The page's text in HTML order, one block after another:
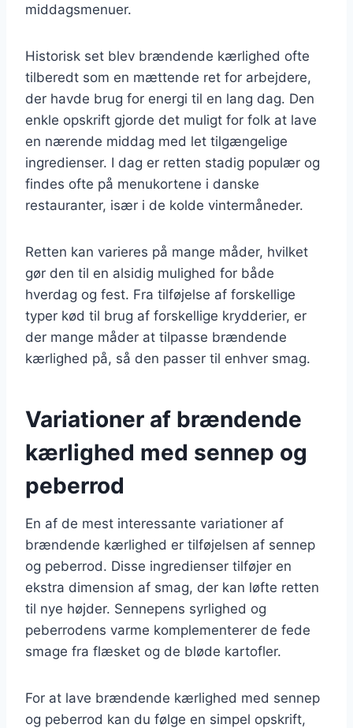
middagsmenuer.
Historisk set blev brændende kærlighed ofte
tilberedt som en mættende ret for arbejdere,
der havde brug for energi til en lang dag. Den
enkle opskrift gjorde det muligt for folk at lave
en nærende middag med let tilgængelige
ingredienser. I dag er retten stadig populær og
findes ofte på menukortene i danske
restauranter, især i de kolde vintermåneder.
Retten kan varieres på mange måder, hvilket
gør den til en alsidig mulighed for både
hverdag og fest. Fra tilføjelse af forskellige
typer kød til brug af forskellige krydderier, er
der mange måder at tilpasse brændende
kærlighed på, så den passer til enhver smag.
Variationer af brændende
kærlighed med sennep og
peberrod
En af de mest interessante variationer af
brændende kærlighed er tilføjelsen af sennep
og peberrod. Disse ingredienser tilføjer en
ekstra dimension af smag, der kan løfte retten
til nye højder. Sennepens syrlighed og
peberrodens varme komplementerer de fede
smage fra flæsket og de bløde kartofler.
For at lave brændende kærlighed med sennep
og peberrod kan du følge en simpel opskrift,